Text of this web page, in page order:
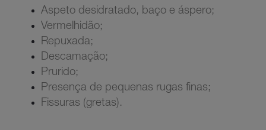
Aspeto desidratado, baço e áspero;
Vermelhidão;
Repuxada;
Descamação;
Prurido;
Presença de pequenas rugas finas;
Fissuras (gretas).